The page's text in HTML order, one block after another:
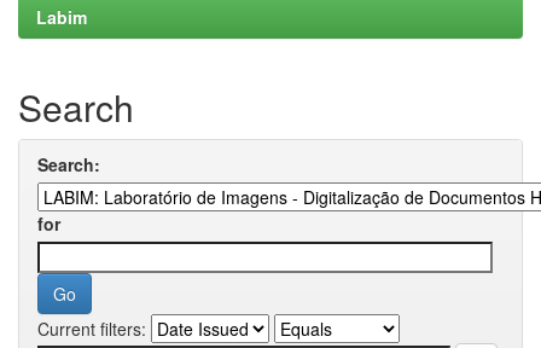
Labim
Search
Search:
for
Current filters: